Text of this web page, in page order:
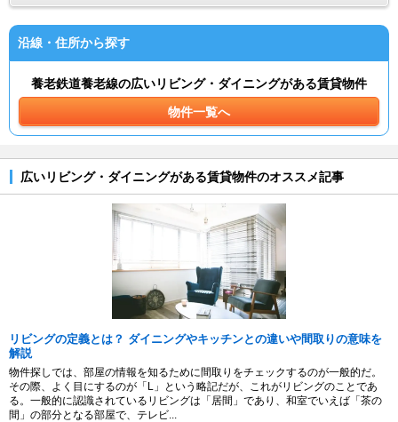
沿線・住所から探す
養老鉄道養老線の広いリビング・ダイニングがある賃貸物件
物件一覧へ
広いリビング・ダイニングがある賃貸物件のオススメ記事
リビングの定義とは？ ダイニングやキッチンとの違いや間取りの意味を
解説
物件探しでは、部屋の情報を知るために間取りをチェックするのが一般的だ。
その際、よく目にするのが「L」という略記だが、これがリビングのことであ
る。一般的に認識されているリビングは「居間」であり、和室でいえば「茶の
間」の部分となる部屋で、テレビ...